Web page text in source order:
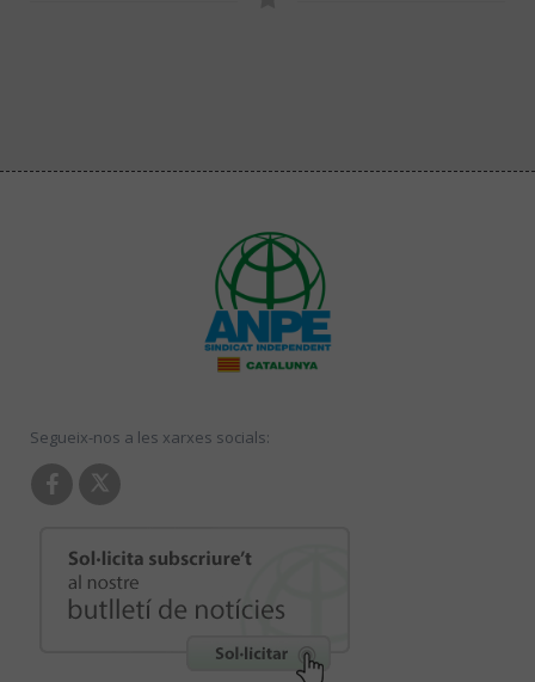
Segueix-nos a les xarxes socials: